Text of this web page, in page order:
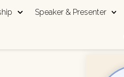
Speaker & Presenter